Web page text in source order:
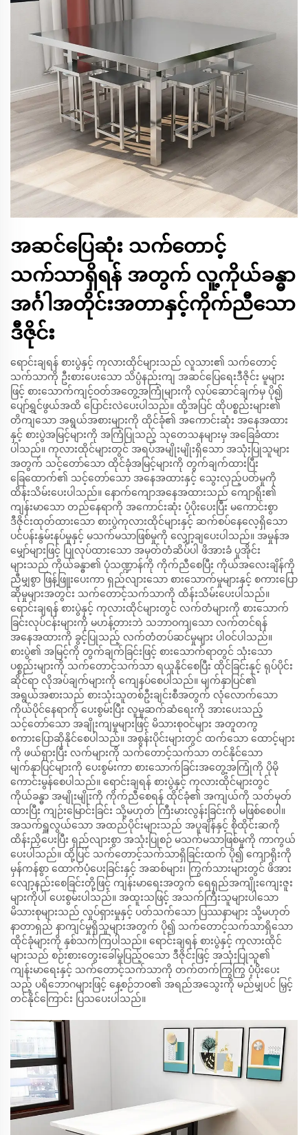
အဆင်ပြေဆုံး သက်တောင့်
သက်သာရှိရန် အတွက် လူ့ကိုယ်ခန္ဓာ
အင်္ဂါအတိုင်းအတာနှင့်ကိုက်ညီသော
ဒီဇိုင်း
ရောင်းချရန် စားပွဲနှင့် ကုလားထိုင်များသည် လူသား၏ သက်တောင့်
သက်သာကို ဦးစားပေးသော သိပ္ပံနည်းကျ အဆင်ပြေရေးဒီဇိုင်း မူများ
ဖြင့် စားသောက်ကျင့်ဝတ်အတွေ့အကြုံများကို လုပ်ဆောင်ချက်မှ ပို၍
ပျော်ရွှင်ဖွယ်အထိ ပြောင်းလဲပေးပါသည်။ ထို့အပြင် ထိုပစ္စည်းများ၏
တိကျသော အရွယ်အစားများကို ထိုင်ခုံ၏ အကောင်းဆုံး အနေအထား
နှင့် စားပွဲအမြင့်များကို အကြံပြုသည့် သုတေသနများမှ အခြေခံထား
ပါသည်။ ကုလားထိုင်များတွင် အရပ်အမျိုးမျိုးရှိသော အသုံးပြုသူများ
အတွက် သင့်တော်သော ထိုင်ခုံအမြင့်များကို တွက်ချက်ထားပြီး
ခြေထောက်၏ သင့်တော်သော အနေအထားနှင့် သွေးလှည့်ပတ်မှုကို
ထိန်းသိမ်းပေးပါသည်။ နောက်ကျောအနေအထားသည် ကျောရိုး၏
ကျန်းမာသော တည်နေရာကို အကောင်းဆုံး ပံ့ပိုးပေးပြီး မကောင်းစွာ
ဒီဇိုင်းထုတ်ထားသော စားပွဲကုလားထိုင်များနှင့် ဆက်စပ်နေလေ့ရှိသော
ပင်ပန်းနွမ်းနပ်မှုနှင့် မသက်မသာဖြစ်မှုကို လျှော့ချပေးပါသည်။ အမှုန်အ
မျှော်များဖြင့် ပြုလုပ်ထားသော အမှတ်တံဆိပ်ပါ ဖိအားခံ ပူအိုင်း
များသည် ကိုယ်ခန္ဓာ၏ ပုံသဏ္ဍာန်ကို ကိုက်ညီစေပြီး ကိုယ်အလေးချိန်ကို
ညီမျှစွာ ဖြန့်ဖြူးပေးကာ ရှည်လျားသော စားသောက်မှုများနှင့် စကားပြော
ဆိုမှုများအတွင်း သက်တောင့်သက်သာကို ထိန်းသိမ်းပေးပါသည်။
ရောင်းချရန် စားပွဲနှင့် ကုလားထိုင်များတွင် လက်တံများကို စားသောက်
ခြင်းလုပ်ငန်းများကို မဟန့်တားဘဲ သဘာဝကျသော လက်တင်ရန်
အနေအထားကို ခွင့်ပြုသည့် လက်တံတပ်ဆင်မှုများ ပါဝင်ပါသည်။
စားပွဲ၏ အမြင့်ကို တွက်ချက်ခြင်းဖြင့် စားသောက်ရာတွင် သုံးသော
ပစ္စည်းများကို သက်တောင့်သက်သာ ရယူနိုင်စေပြီး ထိုင်ခြင်းနှင့် ရုပ်ပိုင်း
ဆိုင်ရာ လိုအပ်ချက်များကို ကျေနပ်စေပါသည်။ မျက်နှာပြင်၏
အရွယ်အစားသည် စားသုံးသူတစ်ဦးချင်းစီအတွက် လုံလောက်သော
ကိုယ်ပိုင်နေရာကို ပေးစွမ်းပြီး လူမှုဆက်ဆံရေးကို အားပေးသည့်
သင့်တော်သော အချိုးကျမှုများဖြင့် မိသားစုဝင်များ အတူတကွ
စကားပြောဆိုနိုင်စေပါသည်။ အစွန်းပိုင်းများတွင် ထက်သော ထောင့်များ
ကို ဖယ်ရှားပြီး လက်များကို သက်တောင့်သက်သာ တင်နိုင်သော
မျက်နှာပြင်များကို ပေးစွမ်းကာ စားသောက်ခြင်းအတွေ့အကြုံကို ပိုမို
ကောင်းမွန်စေပါသည်။ ရောင်းချရန် စားပွဲနှင့် ကုလားထိုင်များတွင်
ကိုယ်ခန္ဓာ အမျိုးမျိုးကို ကိုက်ညီစေရန် ထိုင်ခုံ၏ အကျယ်ကို သတ်မှတ်
ထားပြီး ကျဉ်းမြောင်းခြင်း သို့မဟုတ် ကြီးမားလွန်းခြင်းကို မဖြစ်စေပါ။
အသက်ရှူလွယ်သော အထည်ပိုင်းများသည် အပူချိန်နှင့် စိုထိုင်းဆကို
ထိန်းညှိပေးပြီး ရှည်လျားစွာ အသုံးပြုစဉ် မသက်မသာဖြစ်မှုကို ကာကွယ်
ပေးပါသည်။ ထို့ပြင် သက်တောင့်သက်သာရှိခြင်းထက် ပို၍ ကျောရိုးကို
မှန်ကန်စွာ ထောက်ပံ့ပေးခြင်းနှင့် အဆစ်များ၊ ကြွက်သားများတွင် ဖိအား
လျော့နည်းစေခြင်းတို့ဖြင့် ကျန်းမာရေးအတွက် ရေရှည်အကျိုးကျေးဇူး
များကိုပါ ပေးစွမ်းပါသည်။ အထူးသဖြင့် အသက်ကြီးသူများပါသော
မိသားစုများသည် လှုပ်ရှားမှုနှင့် ပတ်သက်သော ပြဿနာများ သို့မဟုတ်
နာတာရှည် နာကျင်မှုရှိသူများအတွက် ပို၍ သက်တောင့်သက်သာရှိသော
ထိုင်ခုံများကို နှစ်သက်ကြပါသည်။ ရောင်းချရန် စားပွဲနှင့် ကုလားထိုင်
များသည် စဉ်းစားတွေးခေါ်မှုပြည့်ဝသော ဒီဇိုင်းဖြင့် အသုံးပြုသူ၏
ကျန်းမာရေးနှင့် သက်တောင့်သက်သာကို တက်တက်ကြွကြွ ပံ့ပိုးပေး
သည့် ပရိဘောဂများဖြင့် နေ့စဉ်ဘဝ၏ အရည်အသွေးကို မည်မျှပင် မြှင့်
တင်နိုင်ကြောင်း ပြသပေးပါသည်။